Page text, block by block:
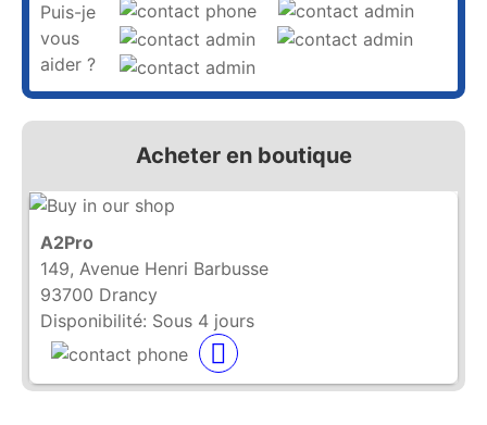
Puis-je
vous
aider ?
Acheter en boutique
A2Pro
149, Avenue Henri Barbusse
93700 Drancy
Disponibilité: Sous 4 jours